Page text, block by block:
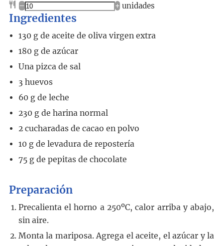
– + unidades
Ingredientes
130 g de aceite de oliva virgen extra
180 g de azúcar
Una pizca de sal
3 huevos
60 g de leche
230 g de harina normal
2 cucharadas de cacao en polvo
10 g de levadura de repostería
75 g de pepitas de chocolate
Preparación
Precalienta el horno a 250ºC, calor arriba y abajo,
sin aire.
Monta la mariposa. Agrega el aceite, el azúcar y la